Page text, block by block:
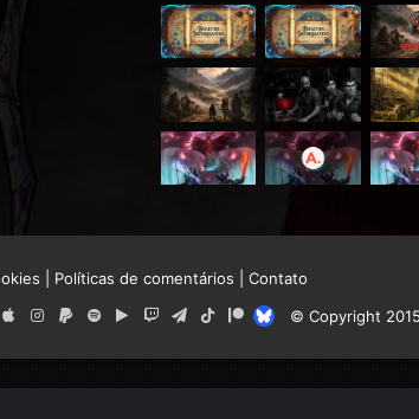
Políticas de comentários
Contato
© Copyright
AppleInstagram
PaypalSpotifyGoogleTwitchTelegram
TikTokPatreonBluesky